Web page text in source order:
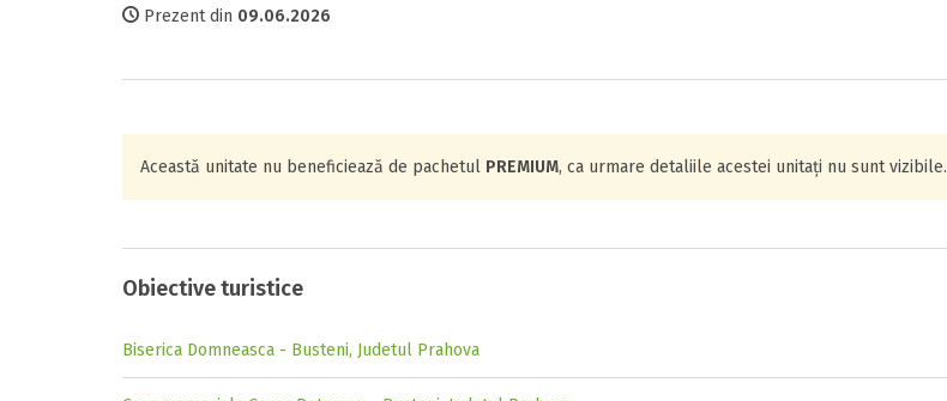
Prezent din 09.06.2026
Această unitate nu beneficiează de pachetul PREMIUM, ca urmare detaliile acestei unitați nu sunt vizibile.
Obiective turistice
Biserica Domneasca - Busteni, Judetul Prahova